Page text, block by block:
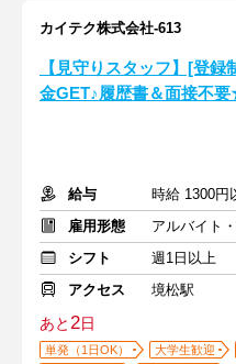
カイテク株式会社-613
【見守りスタッフ】[登
金GET♪履歴書＆面接不
給与
時給 1300円
雇用形態
アルバイト
シフト
週1日以上
アクセス
境松駅
あと2日
単発（1日OK） 大学生歓迎